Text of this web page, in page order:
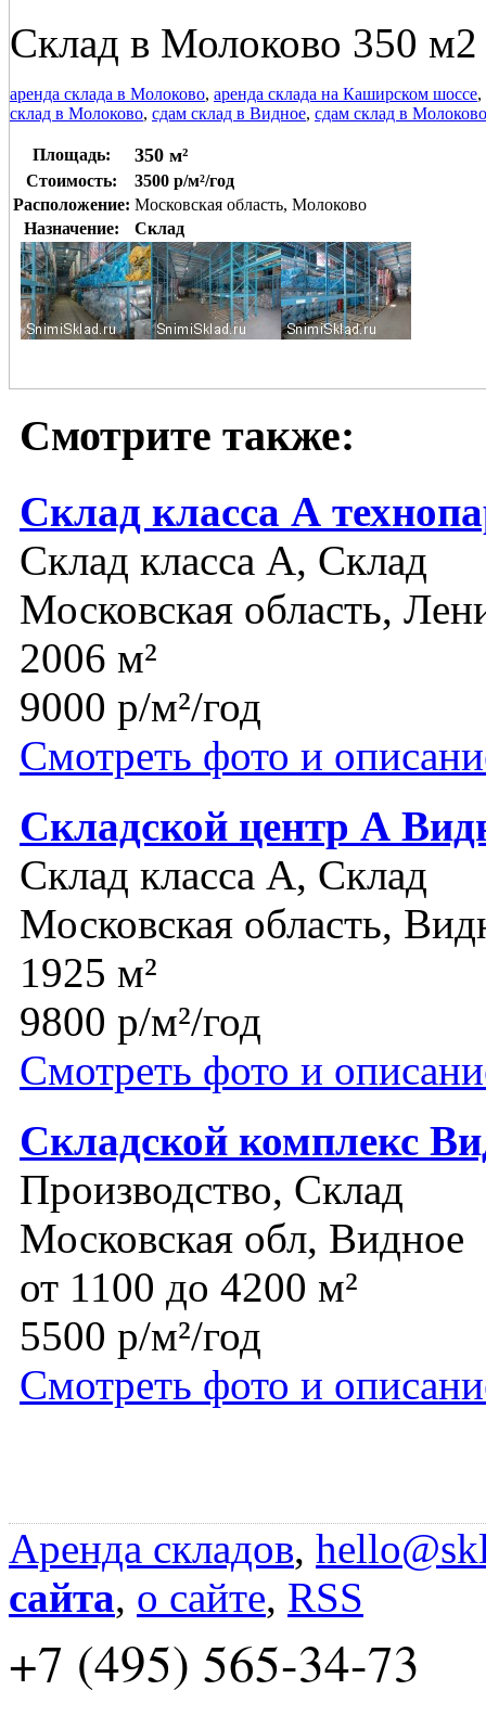
Склад в Молоково 350 м2
аренда склада в Молоково, аренда склада на Каширском шоссе,
склад в Молоково, сдам склад в Видное, сдам склад в Молоково
Площадь: 350 м²
Стоимость:
3500 р/м²/год
Расположение: Московская область, Молоково
Назначение:
Склад
Смотрите также:
Склад класса А
Склад класса A, Склад
Московская область,
2006 м²
9000 р/м²/год
Смотреть фото и
Складской центр А
Склад класса A, Склад
Московская область,
1925 м²
9800 р/м²/год
Смотреть фото и
Складской комплекс
Производство, Склад
Московская обл, Видное
от 1100 до 4200 м²
5500 р/м²/год
Смотреть фото и
Аренда складов,
сайта, о сайте, RSS
+7 (495) 565-34-73